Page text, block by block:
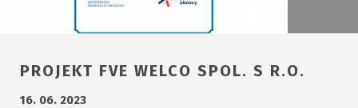
PROJEKT FVE WELCO SPOL. S R.O.
16. 06. 2023